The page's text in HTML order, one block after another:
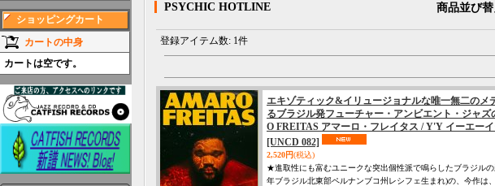
ショッピングカート
カートの中身
カートは空です。
PSYCHIC HOTLINE 商品並び替
登録アイテム数: 1件
エキゾティック&イリュージョナルな唯一無二のメ
るブラジル発フューチャー・アンビエント・ジ
O FREITAS アマーロ・フレイタス / Y'Y イーエー
[UNCD 082]
2,520円(税込)
★進取性にも富むユニークな突出個性派で鳴らしたブラジル
年ブラジル北東部ペルナンブコ州レシフェ生まれ)の、今作は